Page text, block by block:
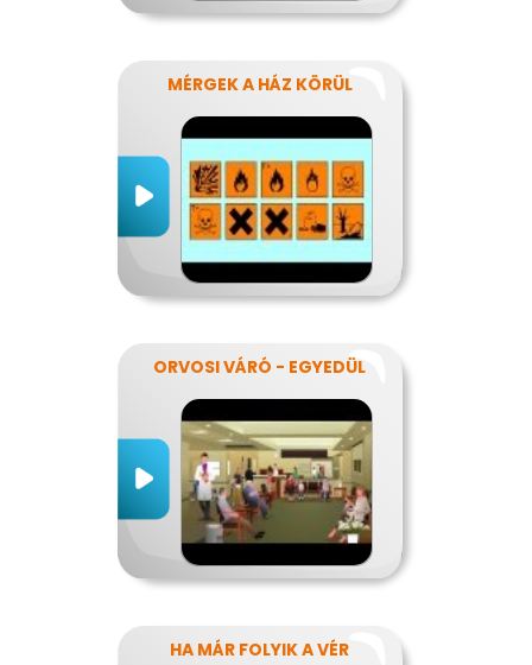
MÉRGEK A HÁZ KÖRÜL
ORVOSI VÁRÓ - EGYEDÜL
HA MÁR FOLYIK A VÉR